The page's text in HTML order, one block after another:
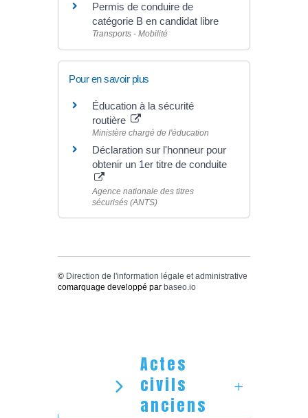
Permis de conduire de
catégorie B en candidat libre
Transports - Mobilité
Pour en savoir plus
Éducation à la sécurité
routière
Ministère chargé de l'éducation
Déclaration sur l'honneur pour
obtenir un 1er titre de conduite
Agence nationale des titres
sécurisés (ANTS)
© Direction de l'information légale et administrative
comarquage developpé par baseo.io
Actes
civils
anciens